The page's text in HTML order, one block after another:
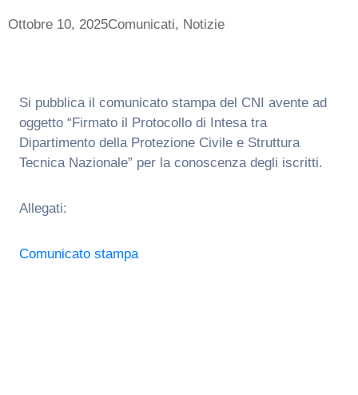
Ottobre 10, 2025Comunicati, Notizie
Si pubblica il comunicato stampa del CNI avente ad
oggetto “Firmato il Protocollo di Intesa tra
Dipartimento della Protezione Civile e Struttura
Tecnica Nazionale” per la conoscenza degli iscritti.
Allegati:
Comunicato stampa